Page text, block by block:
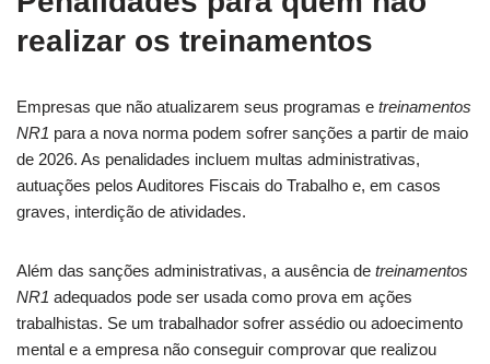
realizar os treinamentos
Empresas que não atualizarem seus programas e treinamentos
NR1 para a nova norma podem sofrer sanções a partir de maio
de 2026. As penalidades incluem multas administrativas,
autuações pelos Auditores Fiscais do Trabalho e, em casos
graves, interdição de atividades.
Além das sanções administrativas, a ausência de treinamentos
NR1 adequados pode ser usada como prova em ações
trabalhistas. Se um trabalhador sofrer assédio ou adoecimento
mental e a empresa não conseguir comprovar que realizou